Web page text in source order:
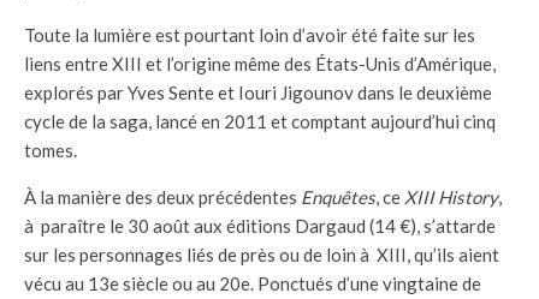
Toute la lumière est pourtant loin d’avoir été faite sur les
liens entre XIII et l’origine même des États-Unis d’Amérique,
explorés par Yves Sente et Iouri Jigounov dans le deuxième
cycle de la saga, lancé en 2011 et comptant aujourd’hui cinq
tomes.
À la manière des deux précédentes Enquêtes, ce XIII History,
à paraître le 30 août aux éditions Dargaud (14 €), s’attarde
sur les personnages liés de près ou de loin à XIII, qu’ils aient
vécu au 13e siècle ou au 20e. Ponctués d’une vingtaine de